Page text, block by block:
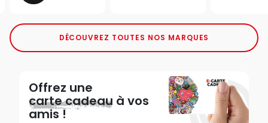
DÉCOUVREZ TOUTES NOS MARQUES
Offrez une
carte cadeau à vos
amis !